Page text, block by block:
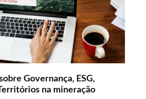
Governança, ESG,
na mineração